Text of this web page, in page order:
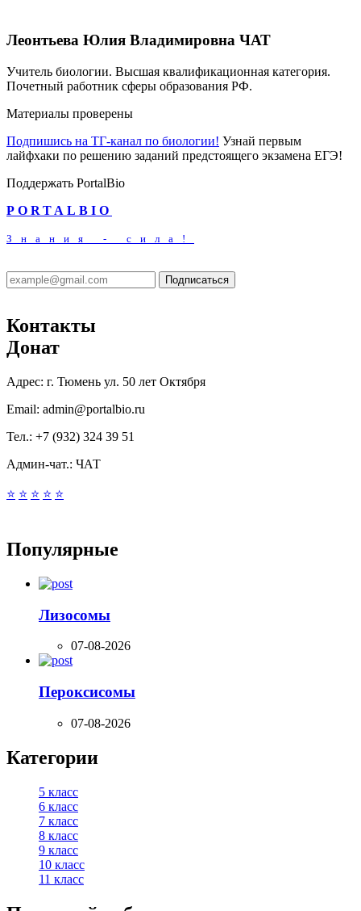
Леонтьева Юлия Владимировна ЧАТ
Учитель биологии. Высшая квалификационная категория.
Почетный работник сферы образования РФ.
Материалы проверены
Подпишись на ТГ-канал по биологии! Узнай первым
лайфхаки по решению заданий предстоящего экзамена ЕГЭ!
Поддержать PortalBio
PORTALBIO
Знания - сила!
Подписаться
Контакты
Донат
Адрес: г. Тюмень ул. 50 лет Октября
Email: admin@portalbio.ru
Тел.: +7 (932) 324 39 51
Админ-чат.: ЧАТ
⭐ ⭐ ⭐ ⭐ ⭐
Популярные
Лизосомы
07-08-2026
Пероксисомы
07-08-2026
Категории
5 класс
6 класс
7 класс
8 класс
9 класс
10 класс
11 класс